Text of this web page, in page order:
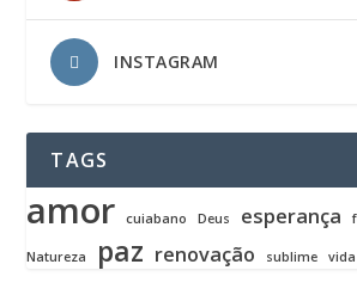
INSTAGRAM
TAGS
amor cuiabano Deus esperança
Natureza paz renovação sublime vida